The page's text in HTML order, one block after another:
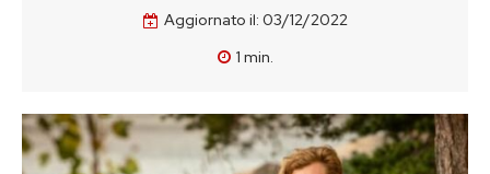
Aggiornato il: 03/12/2022
1 min.